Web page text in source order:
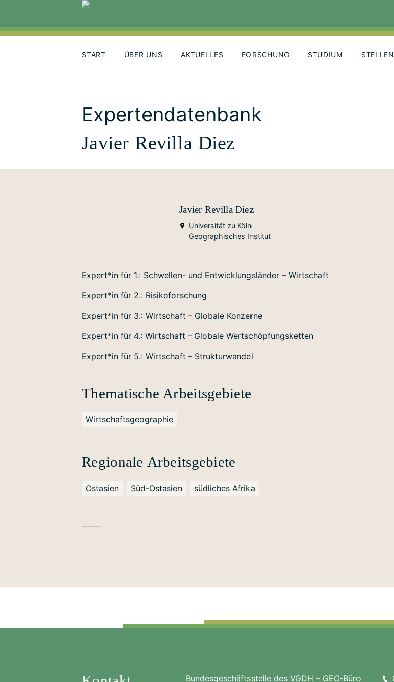
content
START ÜBER UNS AKTUELLES FORSCHUNG STUDIUM
Expertendatenbank
Javier Revilla Diez
Javier Revilla Diez
Universität zu Köln
Geographisches Institut
Expert*in für 1.: Schwellen- und Entwicklungsländer – Wirtschaft
Expert*in für 2.: Risikoforschung
Expert*in für 3.: Wirtschaft – Globale Konzerne
Expert*in für 4.: Wirtschaft – Globale Wertschöpfungsketten
Expert*in für 5.: Wirtschaft – Strukturwandel
Thematische Arbeitsgebiete
Wirtschaftsgeographie
Regionale Arbeitsgebiete
Ostasien Süd-Ostasien südliches Afrika
Bundesgeschäftsstelle des VGDH – GEO-Büro